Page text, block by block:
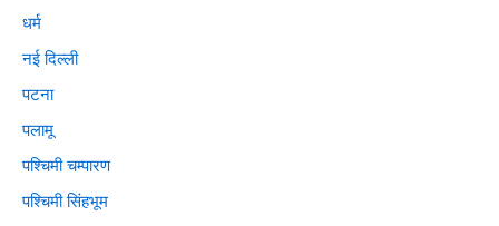
धर्म
नई दिल्ली
पटना
पलामू
पश्चिमी चम्पारण
पश्चिमी सिंहभूम